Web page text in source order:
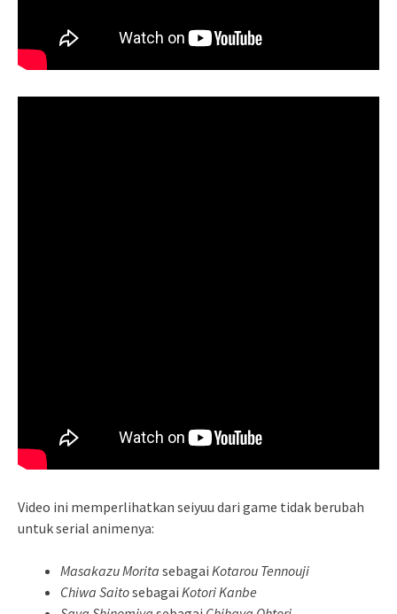
Video ini memperlihatkan seiyuu dari game tidak berubah
untuk serial animenya:
Masakazu Morita sebagai Kotarou Tennouji
Chiwa Saitosebagai Kotori Kanbe